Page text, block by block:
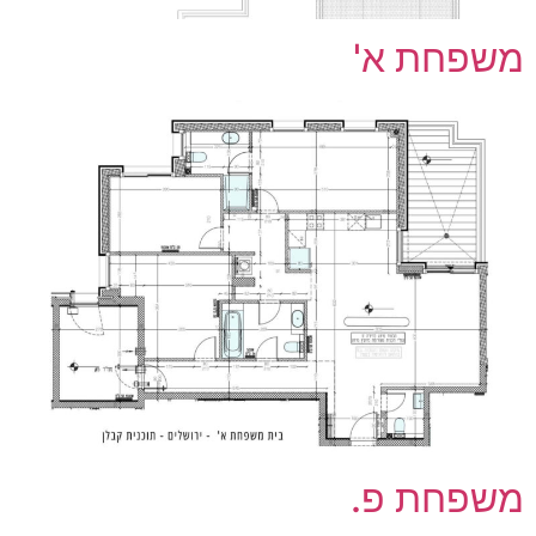
משפחת א'
משפחת פ.